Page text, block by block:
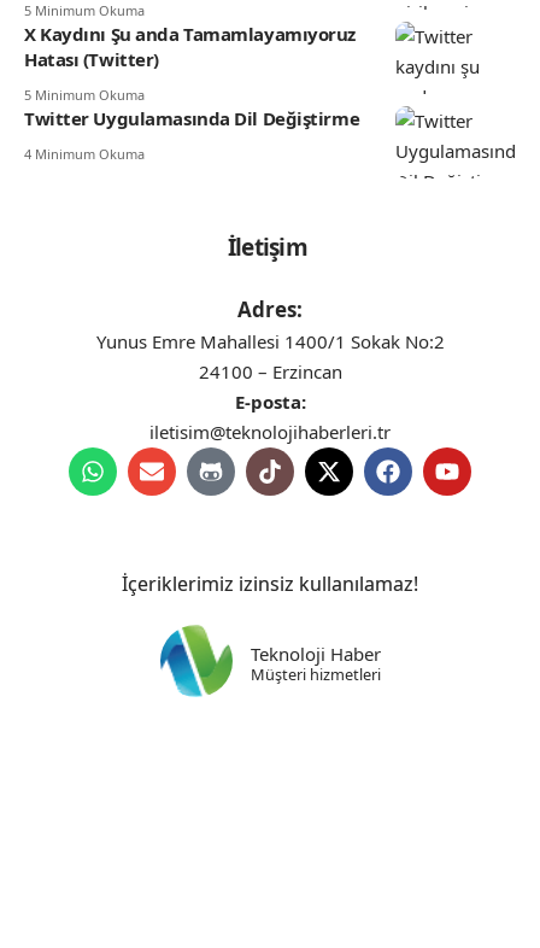
5 Minimum Okuma
X Kaydını Şu anda Tamamlayamıyoruz
Hatası (Twitter)
5 Minimum Okuma
Twitter Uygulamasında Dil Değiştirme
4 Minimum Okuma
İletişim
Adres:
Yunus Emre Mahallesi 1400/1 Sokak No:2
24100 – Erzincan
E-posta:
iletisim@teknolojihaberleri.tr
İçeriklerimiz izinsiz kullanılamaz!
Teknoloji Haber
Müşteri hizmetleri